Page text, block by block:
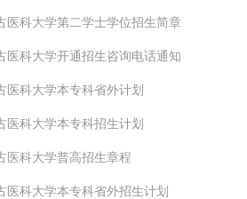
齐全的民族医学高等教育体系，形成了现
学科硕士学位授权点、25个本科专业。
科专业中，蒙医学、中药学和蒙药学被评
医学、口腔医学、麻醉学、药物制剂技术
分析、护理学基础、中医内科学、药物化
生10390人、专科生2918人、研究生
科—蒙医脾胃病学；有病理学与病理生理
https://yz..cn/apply/cjcx/）查询本人初试
调剂公告。由于上级主管部门相关文件
作，结合考生咨询问题，就我校硕士研
底4月初进行第一轮
医科大学第二学士学位招生简章
医科大学开通招生咨询电话通知
医科大学本专科省外计划
医科大学本专科招生计划
医科大学普高招生章程
医科大学本专科省外招生计划